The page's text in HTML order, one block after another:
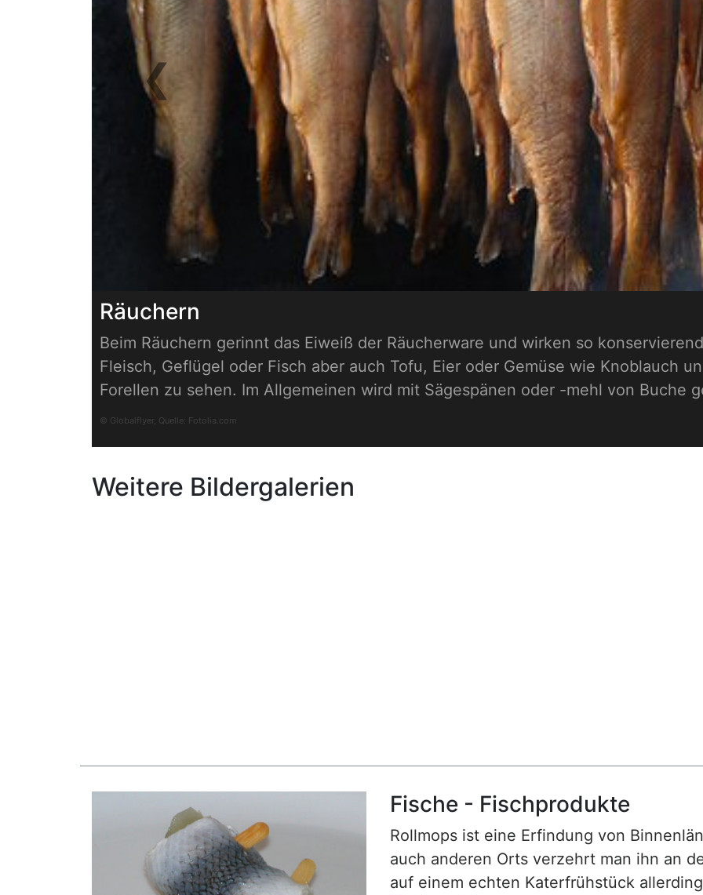
Räuchern
Beim Räuchern gerinnt das Eiweiß der Räucherware und wirken so
Fleisch, Geflügel oder Fisch aber auch Tofu, Eier oder Gemüse wie Knoblauch
Forellen zu sehen. Im Allgemeinen wird mit Sägespänen oder -mehl von Buche
© Globalflyer, Quelle: Fotolia.com
❮Previous
Weitere Bildergalerien
Fische - Fischprodukte
Rollmops ist eine Erfindung von
auch anderen Orts verzehrt man ihn an
auf einem echten Katerfrühstück